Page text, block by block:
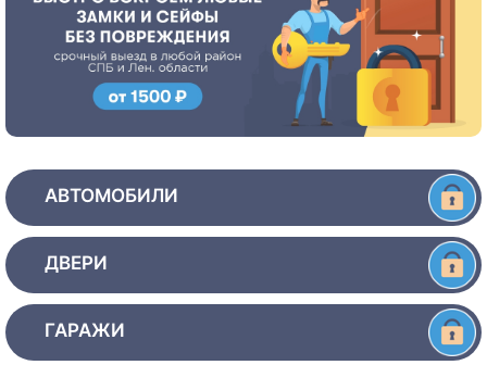
АВТОМОБИЛИ
ДВЕРИ
ГАРАЖИ